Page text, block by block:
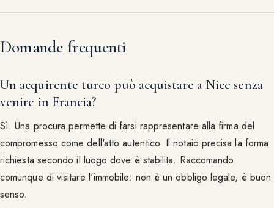
Domande frequenti
Un acquirente turco può acquistare a Nice senza
venire in Francia?
Sì. Una procura permette di farsi rappresentare alla firma del
compromesso come dell'atto autentico. Il notaio precisa la forma
richiesta secondo il luogo dove è stabilita. Raccomando
comunque di visitare l'immobile: non è un obbligo legale, è buon
senso.